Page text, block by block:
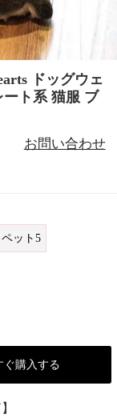
ドッグウェ
ト系 猫服 ブ
お問い合わせ
ペット5
ぐ購入する
】